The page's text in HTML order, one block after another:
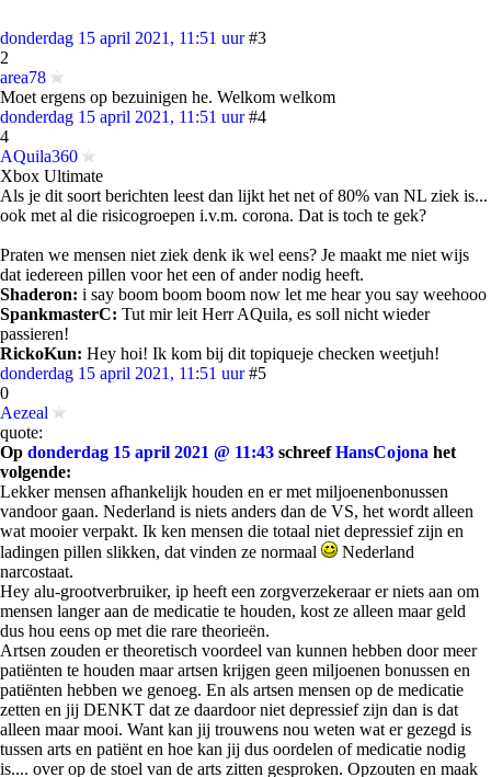
donderdag 15 april 2021, 11:51 uur #3
2
area78
Moet ergens op bezuinigen he. Welkom welkom
donderdag 15 april 2021, 11:51 uur #4
4
AQuila360
Xbox Ultimate
Als je dit soort berichten leest dan lijkt het net of 80% van NL ziek is...
ook met al die risicogroepen i.v.m. corona. Dat is toch te gek?
Praten we mensen niet ziek denk ik wel eens? Je maakt me niet wijs
dat iedereen pillen voor het een of ander nodig heeft.
Shaderon: i say boom boom boom now let me hear you say weehooo
SpankmasterC: Tut mir leit Herr AQuila, es soll nicht wieder
passieren!
RickoKun: Hey hoi! Ik kom bij dit topiqueje checken weetjuh!
donderdag 15 april 2021, 11:51 uur #5
0
Aezeal
quote:
Op donderdag 15 april 2021 @ 11:43 schreefHansCojona het
volgende:
Lekker mensen afhankelijk houden en er met miljoenenbonussen
vandoor gaan. Nederland is niets anders dan de VS, het wordt alleen
wat mooier verpakt. Ik ken mensen die totaal niet depressief zijn en
ladingen pillen slikken, dat vinden ze normaal
Nederland
narcostaat.
Hey alu-grootverbruiker, ip heeft een zorgverzekeraar er niets aan om
mensen langer aan de medicatie te houden, kost ze alleen maar geld
dus hou eens op met die rare theorieën.
Artsen zouden er theoretisch voordeel van kunnen hebben door meer
patiënten te houden maar artsen krijgen geen miljoenen bonussen en
patiënten hebben we genoeg. En als artsen mensen op de medicatie
zetten en jij DENKT dat ze daardoor niet depressief zijn dan is dat
alleen maar mooi. Want kan jij trouwens nou weten wat er gezegd is
tussen arts en patiënt en hoe kan jij dus oordelen of medicatie nodig
is.... over op de stoel van de arts zitten gesproken. Opzouten en maak